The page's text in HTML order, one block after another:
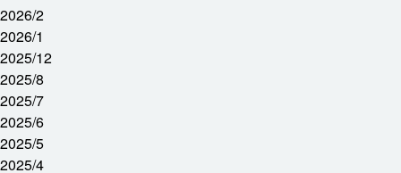
2026/2
2026/1
2025/12
2025/8
2025/7
2025/6
2025/5
2025/4